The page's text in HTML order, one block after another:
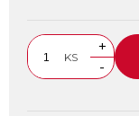
KS
+
-